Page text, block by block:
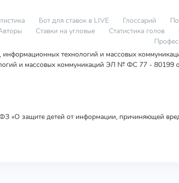
Бот для ставок в LIVE Глоссарий
Ставки на угловые Статистика голов
информационных технологий и массовых
и массовых коммуникаций ЭЛ № ФС 77 - 80199
«О защите детей от информации, причиняющей